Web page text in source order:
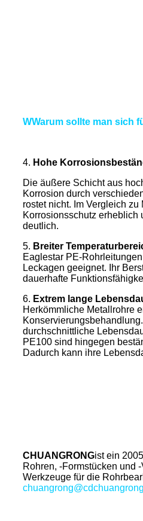
WWarum sollte man sich
4. Hohe
Die äußere Schicht aus
Korrosion durch
rostet nicht. Im Vergleich
Korrosionsschutz erheblich
deutlich.
5. Breiter
Eaglestar PE-
Leckagen geeignet. Ihr
dauerhafte
6. Extrem lange
Herkömmliche Metallrohre
durchschnittliche
PE100 sind hingegen
Dadurch kann ihre
CHUANGRONGist ein
Rohren, -Formstücken und
Werkzeuge für die